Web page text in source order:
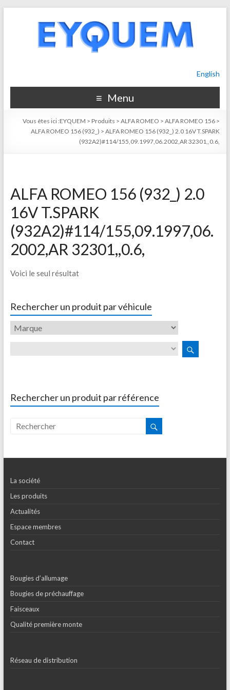
English
Menu
Vous êtes ici :EYQUEM > Produits >ALFA ROMEO >ALFA ROMEO 156 >
ALFA ROMEO 156 (932_) >ALFA ROMEO 156 (932_) 2.0 16V T.SPARK
(932A2)#114/155,09.1997,06.2002,AR 32301,,0.6,
ALFA ROMEO 156 (932_) 2.0
16V T.SPARK
(932A2)#114/155,09.1997,06.
2002,AR 32301,,0.6,
Voici le seul résultat
Rechercher un produit par véhicule
Rechercher un produit par référence
La société
Les produits
Actualités
Espace membres
Contact
Bougies d’allumage
Bougies de préchauffage
Faisceaux
Qualité première monte
Réseau de distribution